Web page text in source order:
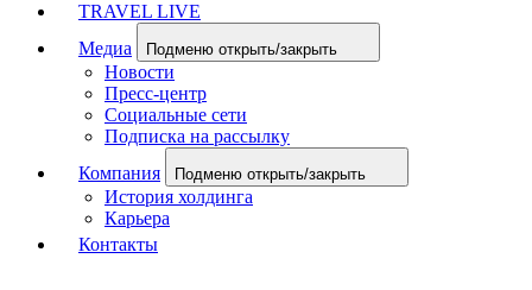
TRAVEL LIVE
Медиа
Подменю открыть/закрыть
Новости
Пресс-центр
Социальные сети
Подписка на рассылку
Компания
Подменю открыть/закрыть
История холдинга
Карьера
Контакты